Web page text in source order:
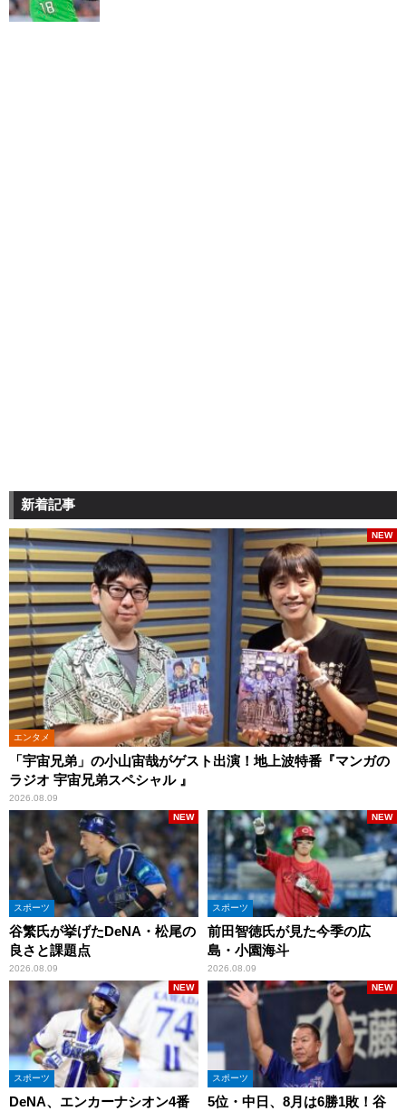
新着記事
エンタメ
「宇宙兄弟」の小山宙哉がゲスト出演！地上波特番『マンガの
ラジオ 宇宙兄弟スペシャル 』
2026.08.09
NEW
スポーツ
谷繁氏が挙げたDeNA・松尾の
良さと課題点
2026.08.09
NEW
スポーツ
前田智徳氏が見た今季の広
島・小園海斗
2026.08.09
NEW
スポーツ
DeNA、エンカーナシオン4番
NEW
スポーツ
5位・中日、8月は6勝1敗！谷
NEW